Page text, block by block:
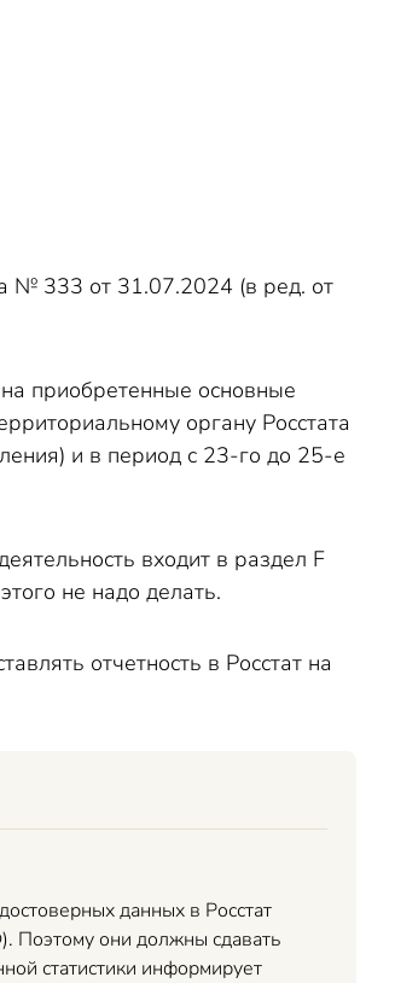
№ 333 от 31.07.2024 (в ред. от
приобретенные основные
органу Росстата
и в период с 23-го до 25-е
входит в раздел F
не надо делать.
отчетность в Росстат на
данных в Росстат
Поэтому они должны сдавать
статистики информирует